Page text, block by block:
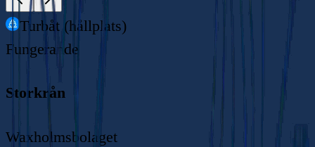
Turbåt (hållplats)
Fungerande
Storkrån
Waxholmsbolaget